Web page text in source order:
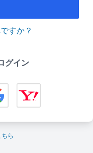
すか？
グイン
ら